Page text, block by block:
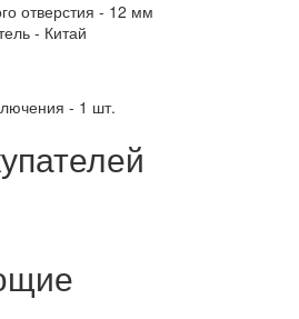
отверстия - 12 мм
- Китай
- 1 шт.